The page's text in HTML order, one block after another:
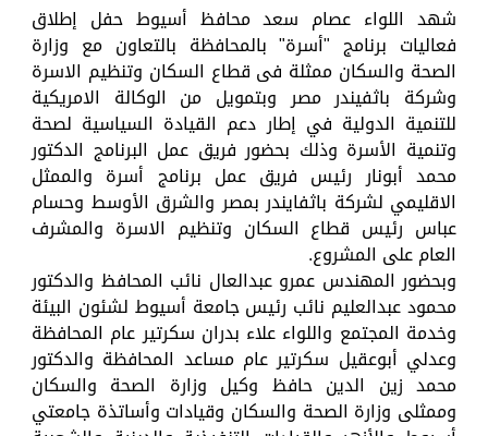
شهد اللواء عصام سعد محافظ أسيوط حفل إطلاق
فعاليات برنامج "أسرة" بالمحافظة بالتعاون مع وزارة
الصحة والسكان ممثلة فى قطاع السكان وتنظيم الاسرة
وشركة باثفيندر مصر وبتمويل من الوكالة الامريكية
للتنمية الدولية في إطار دعم القيادة السياسية لصحة
وتنمية الأسرة وذلك بحضور فريق عمل البرنامج الدكتور
محمد أبونار رئيس فريق عمل برنامج أسرة والممثل
الاقليمي لشركة باثفايندر بمصر والشرق الأوسط وحسام
عباس رئيس قطاع السكان وتنظيم الاسرة والمشرف
العام على المشروع.
وبحضور المهندس عمرو عبدالعال نائب المحافظ والدكتور
محمود عبدالعليم نائب رئيس جامعة أسيوط لشئون البيئة
وخدمة المجتمع واللواء علاء بدران سكرتير عام المحافظة
وعدلي أبوعقيل سكرتير عام مساعد المحافظة والدكتور
محمد زين الدين حافظ وكيل وزارة الصحة والسكان
وممثلى وزارة الصحة والسكان وقيادات وأساتذة جامعتي